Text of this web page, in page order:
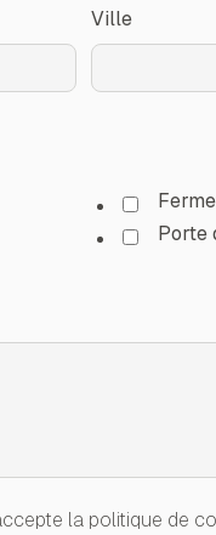
Ville
Porte
la politique de